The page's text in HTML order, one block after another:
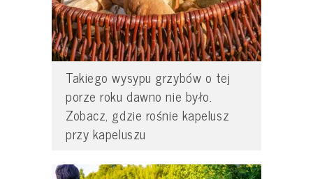
Takiego wysypu grzybów o tej
porze roku dawno nie było.
Zobacz, gdzie rośnie kapelusz
przy kapeluszu